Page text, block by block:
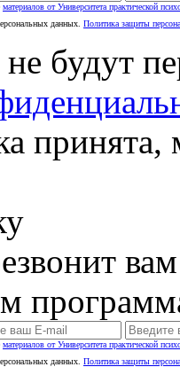
материалов от Университета практической
данных. Политика защиты
не будут
материалов от Университета практической
данных. Политика защиты